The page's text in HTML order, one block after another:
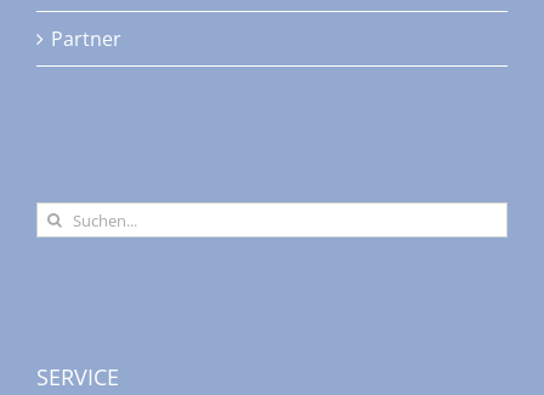
werden
Partner
Suche
nach:
SERVICE